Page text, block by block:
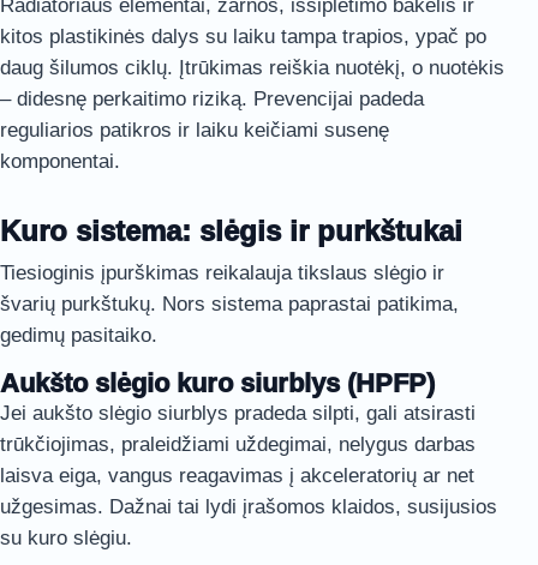
Radiatoriaus elementai, žarnos, išsiplėtimo bakelis ir
kitos plastikinės dalys su laiku tampa trapios, ypač po
daug šilumos ciklų. Įtrūkimas reiškia nuotėkį, o nuotėkis
– didesnę perkaitimo riziką. Prevencijai padeda
reguliarios patikros ir laiku keičiami susenę
komponentai.
Kuro sistema: slėgis ir purkštukai
Tiesioginis įpurškimas reikalauja tikslaus slėgio ir
švarių purkštukų. Nors sistema paprastai patikima,
gedimų pasitaiko.
Aukšto slėgio kuro siurblys (HPFP)
Jei aukšto slėgio siurblys pradeda silpti, gali atsirasti
trūkčiojimas, praleidžiami uždegimai, nelygus darbas
laisva eiga, vangus reagavimas į akceleratorių ar net
užgesimas. Dažnai tai lydi įrašomos klaidos, susijusios
su kuro slėgiu.